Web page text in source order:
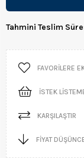
Tahmini Teslim
FAVORILERE
İSTEK
KARŞILAŞTIR
FIYAT